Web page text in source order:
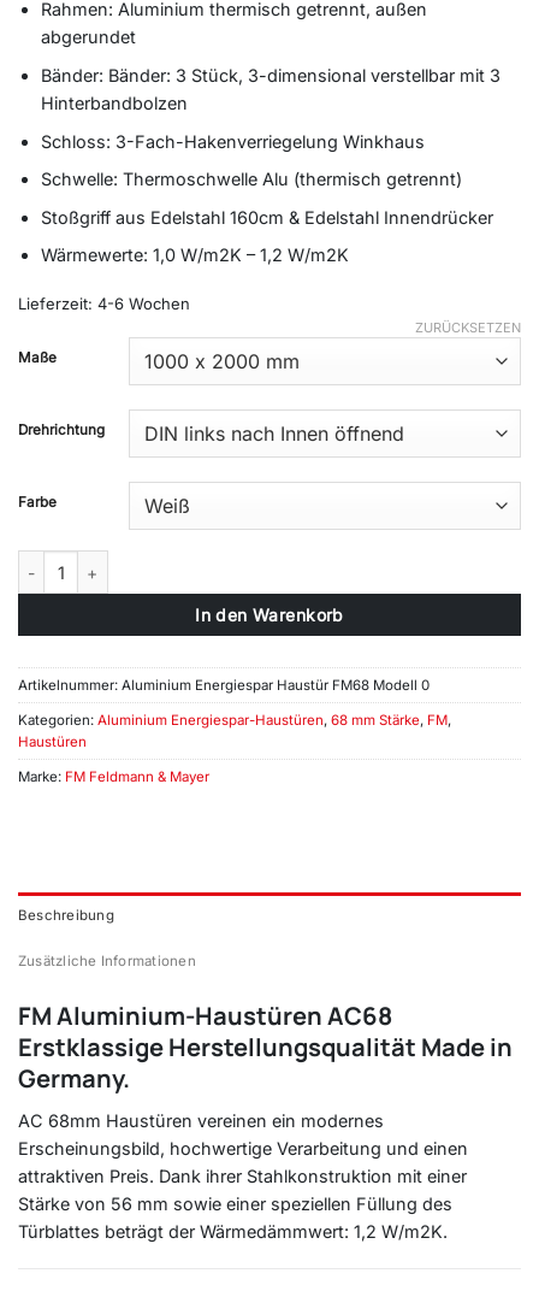
Rahmen: Aluminium thermisch getrennt, außen
abgerundet
Bänder: Bänder: 3 Stück, 3-dimensional verstellbar mit 3
Hinterbandbolzen
Schloss: 3-Fach-Hakenverriegelung Winkhaus
Schwelle: Thermoschwelle Alu (thermisch getrennt)
Stoßgriff aus Edelstahl 160cm & Edelstahl Innendrücker
Wärmewerte: 1,0 W/m2K – 1,2 W/m2K
Lieferzeit: 4-6 Wochen
Maße
Drehrichtung
Farbe
ZURÜCKSETZEN
Aluminium Energiespar Haustür FM68 Modell 0 Menge
In den Warenkorb
Artikelnummer: Aluminium Energiespar Haustür FM68 Modell 0
Kategorien: Aluminium Energiespar-Haustüren, 68 mm Stärke, FM,
Haustüren
Marke: FM Feldmann & Mayer
Beschreibung
Zusätzliche Informationen
FM Aluminium-Haustüren AC68
Erstklassige Herstellungsqualität Made in
Germany.
AC 68mm Haustüren vereinen ein modernes
Erscheinungsbild, hochwertige Verarbeitung und einen
attraktiven Preis. Dank ihrer Stahlkonstruktion mit einer
Stärke von 56 mm sowie einer speziellen Füllung des
Türblattes beträgt der Wärmedämmwert: 1,2 W/m2K.